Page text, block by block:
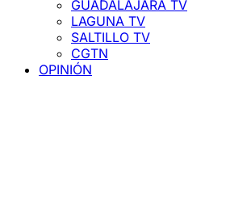
GUADALAJARA TV
LAGUNA TV
SALTILLO TV
CGTN
OPINIÓN